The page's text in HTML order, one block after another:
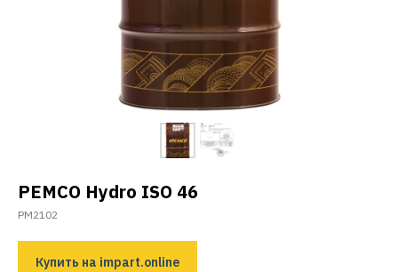
PEMCO Hydro ISO 46
PM2102
Купить на impart.online